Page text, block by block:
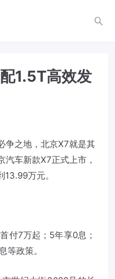
1.5T高效发
争之地，北京X7就是其
车新款X7正式上市，
万元。
付7万起；5年享0息；
等政策。